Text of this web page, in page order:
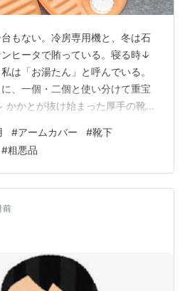
もない。冷房専用機と、冬は石
ヒータで賄っている。寝る時↓
は「お湯たん」と呼んでいる。
、一個・二個と使い分けて重宝
かかとが抜け始まった厚手の靴下
イデアに感心しています。 中国
回目に無料で配布されたマスク
が、慣れているためか苦しいと
的な意見として、耳ひもの具合
ットせず。欲をかいて１００枚
をして使っている😄…
#アームカバー #靴下
#粗悪品
前